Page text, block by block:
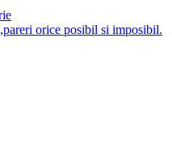
orice posibil si imposibil.